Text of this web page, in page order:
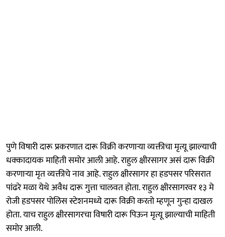
पुणे विषारी दारू प्रकरणात दारू विक्री करणाऱ्या व्यक्तीचा मृत्यू झाल्याची
धक्कादायक माहिती समोर आली आहे. राहुल क्षीरसागर असं दारू विक्री
करणाऱ्या मृत व्यक्तीचे नाव आहे. राहुल क्षीरसागर हा हडपसर परिसरात
पांढरे मळा येथे अवैध दारू गुत्ता चालवत होता. राहुल क्षीरसागरवर १३ मे
रोजी हडपसर पोलिस स्टेशनमध्ये दारू विक्री करतो म्हणून गुन्हा दाखल
होता. याच राहुल क्षीरसागरचा विषारी दारू पिऊन मृत्यू झाल्याची माहिती
समोर आली.